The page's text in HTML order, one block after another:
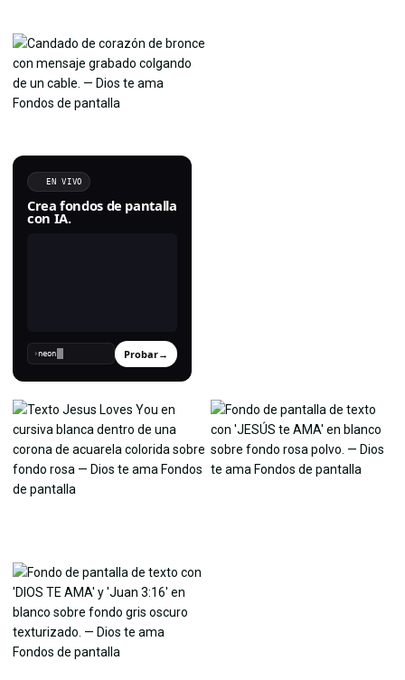
EN VIVO
Crea fondos de pantalla
con IA.
› Probar→